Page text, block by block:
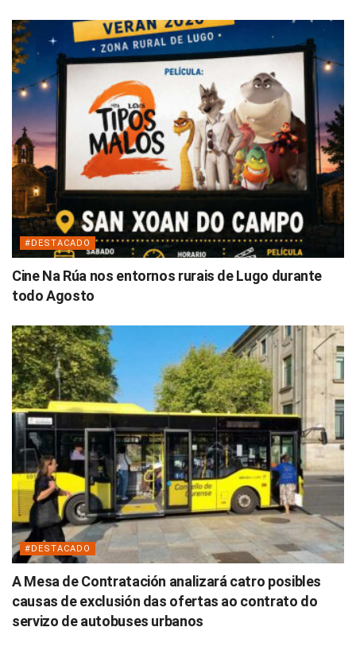
#DESTACADO
Cine Na Rúa nos entornos rurais de Lugo durante
todo Agosto
#DESTACADO
A Mesa de Contratación analizará catro posibles
causas de exclusión das ofertas ao contrato do
servizo de autobuses urbanos